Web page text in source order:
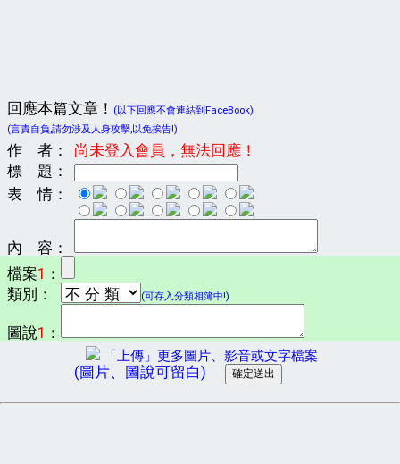
回應本篇文章！
(以下回應不會連結到FaceBook)
(言責自負,請勿涉及人身攻擊,以免挨告!)
作 者：
尚未登入會員，無法回應！
標 題：
表 情：
內 容：
檔案1 ：
類別：
(可存入分類相簿中!)
圖說1 ：
「上傳」更多圖片、影音或文字檔案
(圖片、圖說可留白)